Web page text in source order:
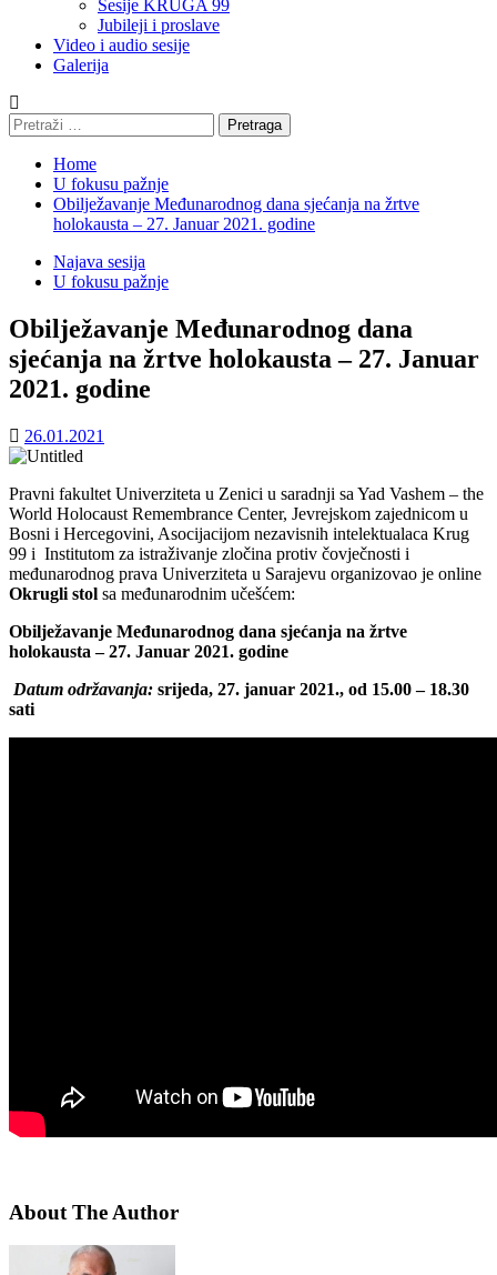
Sesije KRUGA 99
Jubileji i proslave
Video i audio sesije
Galerija
Pretraga:
Home
U fokusu pažnje
Obilježavanje Međunarodnog dana sjećanja na žrtve
holokausta – 27. Januar 2021. godine
Najava sesija
U fokusu pažnje
Obilježavanje Međunarodnog dana
sjećanja na žrtve holokausta – 27. Januar
2021. godine
26.01.2021
Pravni fakultet Univerziteta u Zenici u saradnji sa Yad Vashem – the
World Holocaust Remembrance Center, Jevrejskom zajednicom u
Bosni i Hercegovini, Asocijacijom nezavisnih intelektualaca Krug
99 i Institutom za istraživanje zločina protiv čovječnosti i
međunarodnog prava Univerziteta u Sarajevu organizovao je online
Okrugli stol sa međunarodnim učešćem:
Obilježavanje Međunarodnog dana sjećanja na žrtve
holokausta – 27. Januar 2021. godine
Datum održavanja: srijeda, 27. januar 2021., od 15.00 – 18.30
sati
About The Author